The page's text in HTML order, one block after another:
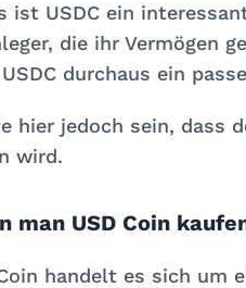
ist USDC ein
die ihr Vermögen
durchaus ein
hier jedoch sein, dass
wird.
man USD Coin
handelt es sich um